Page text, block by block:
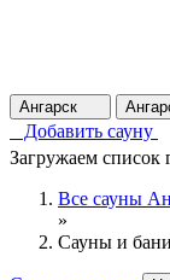
Ангарск
Добавить сауну
Загружаем список
Все сауны
»
Сауны и